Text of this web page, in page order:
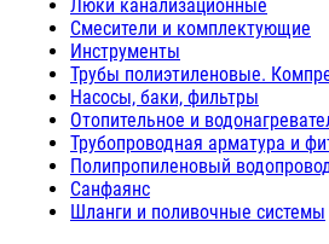
Люки канализационные
Cмесители и комплектующие
Инструменты
Трубы полиэтиленовые.
Насосы, баки, фильтры
Отопительное и
Трубопроводная арматура и
Полипропиленовый
Санфаянс
Шланги и поливочные системы